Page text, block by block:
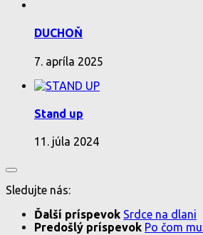
DUCHOŇ
7. apríla 2025
Stand up
11. júla 2024
Sledujte nás:
Ďalší príspevok Srdce na dlani
Predošlý príspevok Po čom